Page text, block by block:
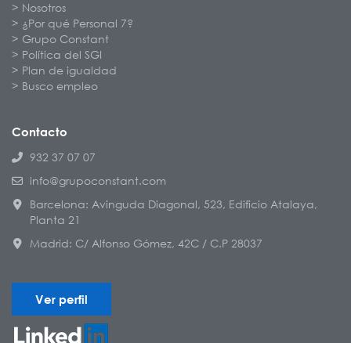
Nosotros
¿Por qué Personal 7?
Grupo Constant
Política del SGI
Plan de igualdad
Busco empleo
Contacto
932 37 07 07
info@grupoconstant.com
Barcelona: Avinguda Diagonal, 523, Edificio Atalaya,
Planta 21
Madrid: C/ Alfonso Gómez, 42C / C.P 28037
Ver perfil